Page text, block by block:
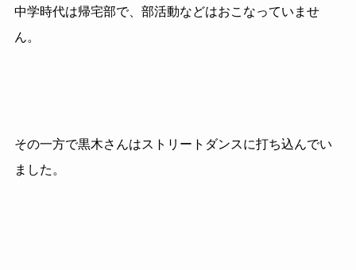
中学時代は帰宅部で、部活動などはおこなっていませ
ん。
その一方で黒木さんはストリートダンスに打ち込んでい
ました。